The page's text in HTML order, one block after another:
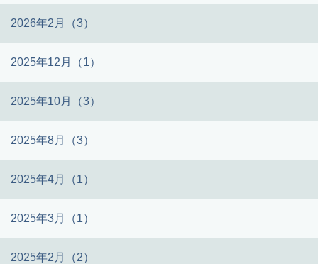
2026年2月（3）
2025年12月（1）
2025年10月（3）
2025年8月（3）
2025年4月（1）
2025年3月（1）
2025年2月（2）